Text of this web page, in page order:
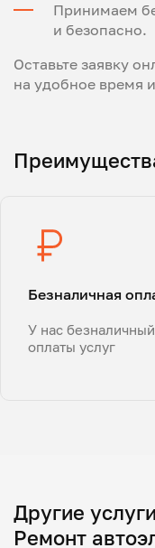
Принимаем
и безопасно.
Оставьте заявку
на удобное время
Безналичная
У нас
оплаты услуг
Другие
Ремонт